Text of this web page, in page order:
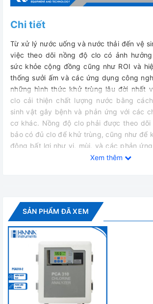
Chi tiết
Từ xử lý nước uống và nước thải đến vệ
việc theo dõi nồng độ clo có ảnh
sức khỏe cộng đồng cũng như ROI và
thống sưởi ấm và các ứng dụng công
những hình thức khử trùng lâu đời nhất
clo cải thiện chất lượng nước bằng
sinh vật gây bệnh và phản ứng với các
cơ khác. Nồng độ clo phải được theo
bảo có đủ clo để khử trùng, cũng như để
động bất lợi như vị, mùi, và các phản
hữu cơ để tạo thành các sản phẩm
để khử trùng, chỉ một phần clo được
hoạt động để thực sự tiếp tục quá trình
Đo Clo bằng phương pháp so
Máy phân tích PCA sử dụng phương
trong đó chất chỉ thị N, N-Diethyl-p-
dung dịch đệm được trộn cùng với mẫu.
thu được tạo ra màu đỏ tươi khi có mặt
màu tỷ lệ với nồng độ. Cường độ
Xem thêm
SẢN PHẨM ĐÃ XEM